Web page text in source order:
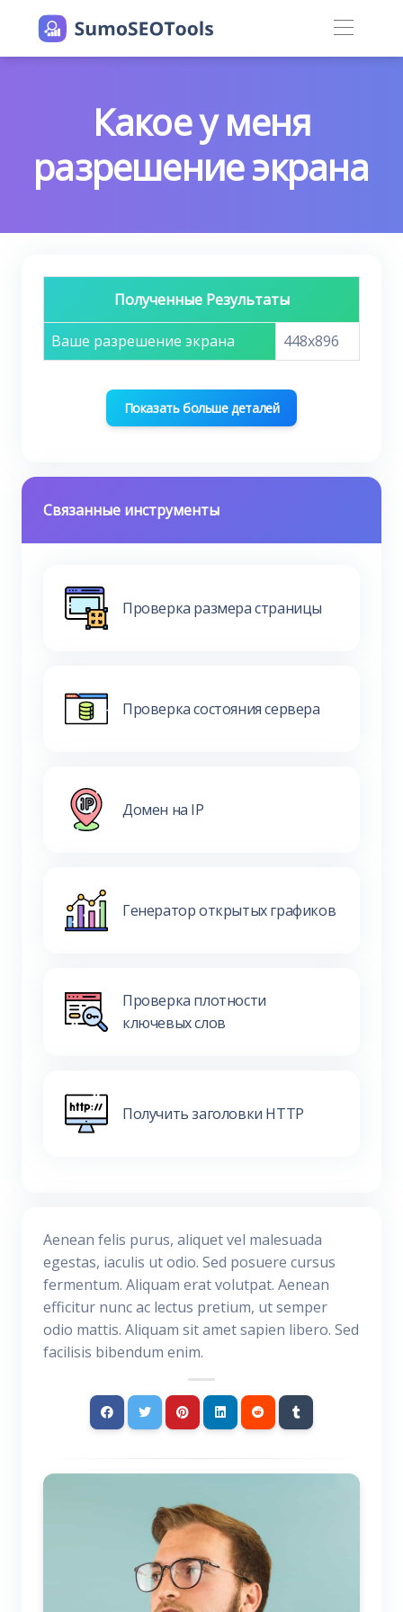
Какое у меня
разрешение экрана
Полученные Результаты
Ваше разрешение экрана 448x896
Показать больше деталей
Связанные инструменты
Проверка размера страницы
Проверка состояния сервера
Домен на IP
Генератор открытых графиков
Проверка плотности
ключевых слов
Получить заголовки HTTP
Aenean felis purus, aliquet vel malesuada
egestas, iaculis ut odio. Sed posuere cursus
fermentum. Aliquam erat volutpat. Aenean
efficitur nunc ac lectus pretium, ut semper
odio mattis. Aliquam sit amet sapien libero. Sed
facilisis bibendum enim.